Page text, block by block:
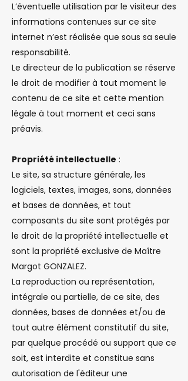
L’éventuelle utilisation par le visiteur des
informations contenues sur ce site
internet n’est réalisée que sous sa seule
responsabilité.
Le directeur de la publication se réserve
le droit de modifier à tout moment le
contenu de ce site et cette mention
légale à tout moment et ceci sans
préavis.
Propriété intellectuelle :
Le site, sa structure générale, les
logiciels, textes, images, sons, données
et bases de données, et tout
composants du site sont protégés par
le droit de la propriété intellectuelle et
sont la propriété exclusive de Maître
Margot GONZALEZ.
La reproduction ou représentation,
intégrale ou partielle, de ce site, des
données, bases de données et/ou de
tout autre élément constitutif du site,
par quelque procédé ou support que ce
soit, est interdite et constitue sans
autorisation de l'éditeur une